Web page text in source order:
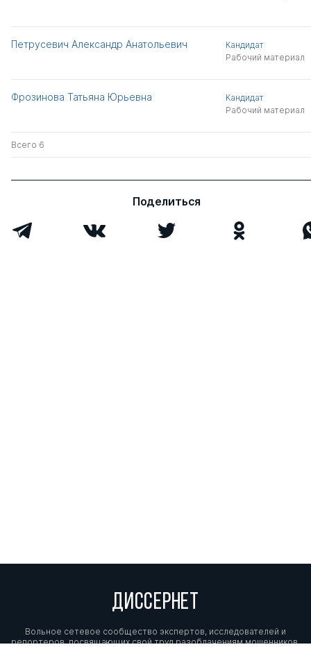
Петрусевич Александр Анатольевич
Кандидат
Рабочий материал
Фрозинова Татьяна Юрьевна
Кандидат
Рабочий материал
Всего 6
Поделиться
ДИССЕРНЕТ
Вольное сетевое сообщество экспертов, исследователей и
репортеров, посвящающих свой труд разоблачениям мошенников,